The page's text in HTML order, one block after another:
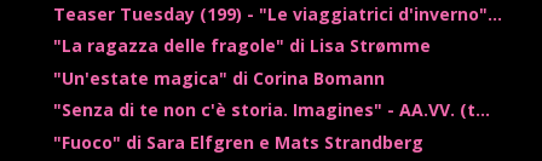
Teaser Tuesday (199) - "Le viaggiatrici d'inverno"...
"La ragazza delle fragole" di Lisa Strømme
"Un'estate magica" di Corina Bomann
"Senza di te non c'è storia. Imagines" - AA.VV. (t...
"Fuoco" di Sara Elfgren e Mats Strandberg